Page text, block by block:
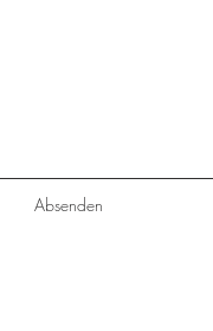
Absenden